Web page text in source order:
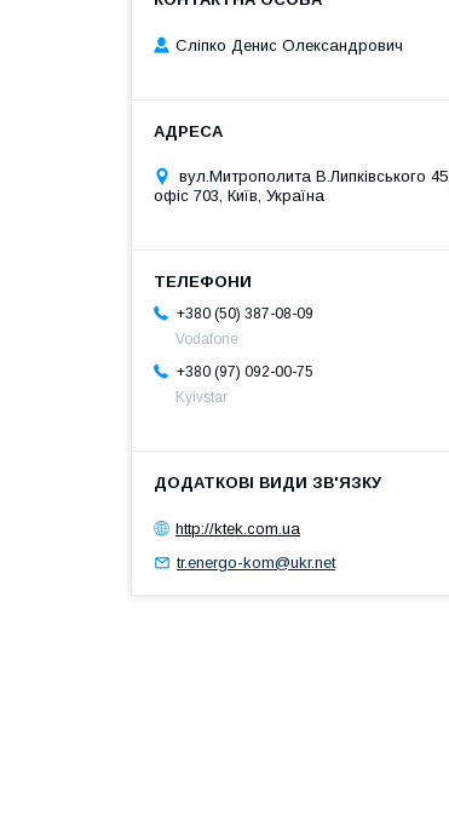
Сліпко Денис Олександрович
вул.Митрополита В.Липківського 45,
офіс 703, Київ, Україна
+380 (50) 387-08-09
Vodafone
+380 (97) 092-00-75
Kyivstar
http://ktek.com.ua
tr.energo-kom@ukr.net